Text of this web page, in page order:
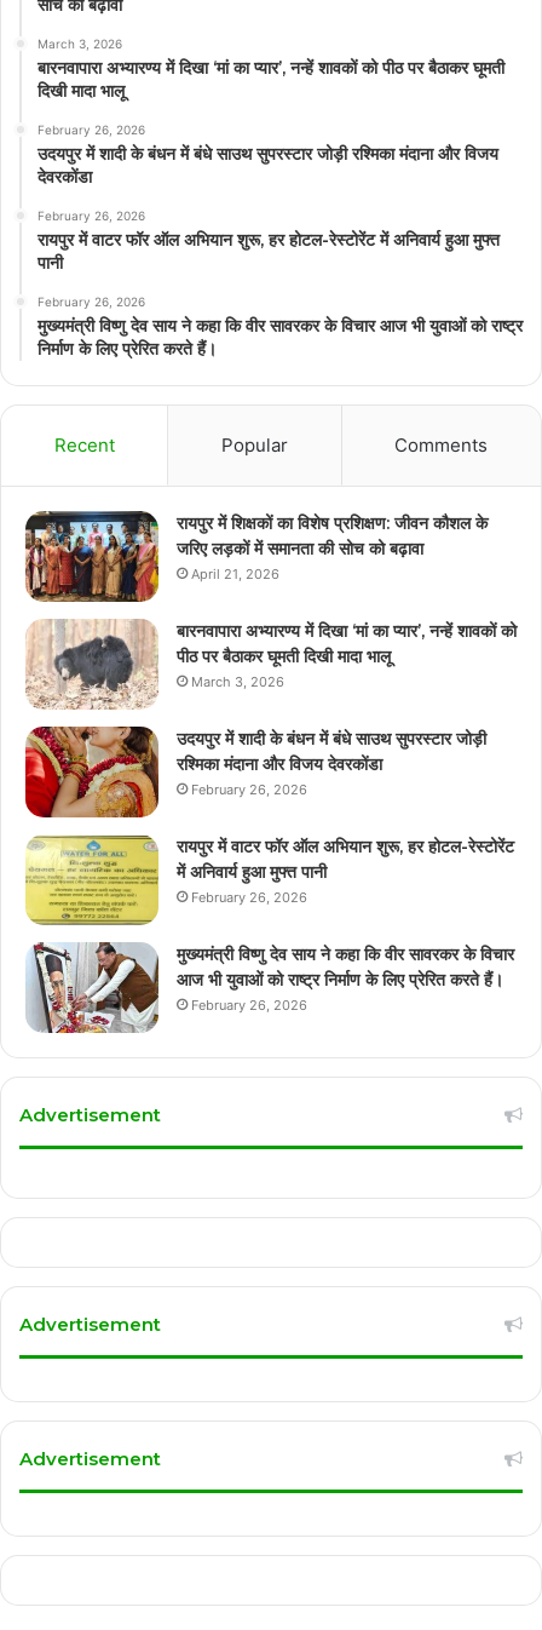
सोच को बढ़ावा
March 3, 2026
बारनवापारा अभ्यारण्य में दिखा ‘मां का प्यार’, नन्हें शावकों को पीठ पर बैठाकर घूमती
दिखी मादा भालू
February 26, 2026
उदयपुर में शादी के बंधन में बंधे साउथ सुपरस्टार जोड़ी रश्मिका मंदाना और विजय
देवरकोंडा
February 26, 2026
रायपुर में वाटर फॉर ऑल अभियान शुरू, हर होटल-रेस्टोरेंट में अनिवार्य हुआ मुफ्त
पानी
February 26, 2026
मुख्यमंत्री विष्णु देव साय ने कहा कि वीर सावरकर के विचार आज भी युवाओं को राष्ट्र
निर्माण के लिए प्रेरित करते हैं।
Recent Popular Comments
रायपुर में शिक्षकों का विशेष प्रशिक्षण: जीवन कौशल के
जरिए लड़कों में समानता की सोच को बढ़ावा
April 21, 2026
बारनवापारा अभ्यारण्य में दिखा ‘मां का प्यार’, नन्हें शावकों को
पीठ पर बैठाकर घूमती दिखी मादा भालू
March 3, 2026
उदयपुर में शादी के बंधन में बंधे साउथ सुपरस्टार जोड़ी
रश्मिका मंदाना और विजय देवरकोंडा
February 26, 2026
रायपुर में वाटर फॉर ऑल अभियान शुरू, हर होटल-रेस्टोरेंट
में अनिवार्य हुआ मुफ्त पानी
February 26, 2026
मुख्यमंत्री विष्णु देव साय ने कहा कि वीर सावरकर के विचार
आज भी युवाओं को राष्ट्र निर्माण के लिए प्रेरित करते हैं।
February 26, 2026
Advertisement
Advertisement
Advertisement